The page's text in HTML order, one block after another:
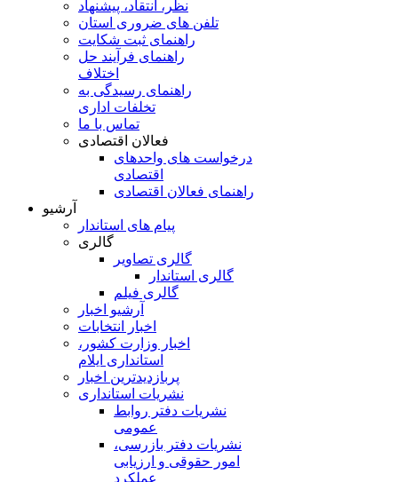
نظر، انتقاد، پیشنهاد
تلفن های ضروری استان
راهنمای ثبت شکایت
راهنمای فرآیند حل
اختلاف
راهنمای رسیدگی به
تخلفات اداری
تماس با ما
فعالان اقتصادی
درخواست های واحدهای
اقتصادی
راهنمای فعالان اقتصادی
آرشیو
پیام های استاندار
گالری
گالری تصاویر
گالری استاندار
گالری فیلم
آرشیو اخبار
اخبار انتخابات
اخبار وزارت کشور،
استانداری ایلام
پربازدیدترین اخبار
نشریات استانداری
نشریات دفتر روابط
عمومی
نشريات دفتر بازرسی،
امور حقوقی و ارزيابی
عملکرد